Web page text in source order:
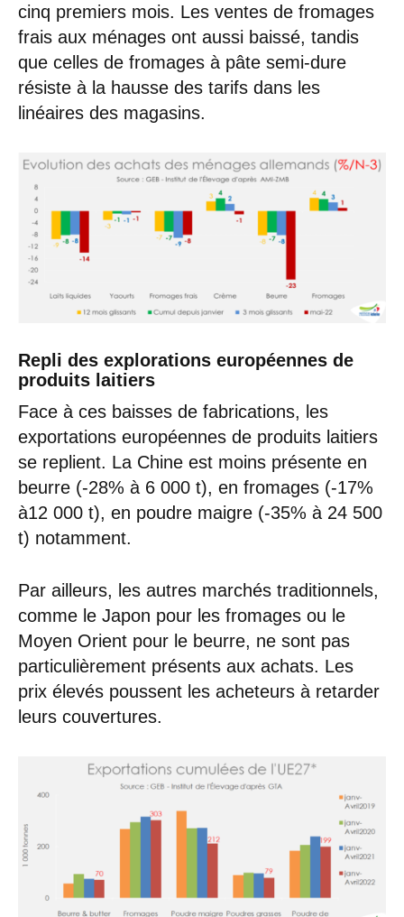
cinq premiers mois. Les ventes de fromages
frais aux ménages ont aussi baissé, tandis
que celles de fromages à pâte semi-dure
résiste à la hausse des tarifs dans les
linéaires des magasins.
Repli des explorations européennes de
produits laitiers
Face à ces baisses de fabrications, les
exportations européennes de produits laitiers
se replient. La Chine est moins présente en
beurre (-28% à 6 000 t), en fromages (-17%
à12 000 t), en poudre maigre (-35% à 24 500
t) notamment.
Par ailleurs, les autres marchés traditionnels,
comme le Japon pour les fromages ou le
Moyen Orient pour le beurre, ne sont pas
particulièrement présents aux achats. Les
prix élevés poussent les acheteurs à retarder
leurs couvertures.